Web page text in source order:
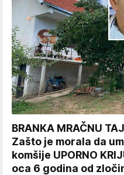
BRANKA MRAČNU
Zašto je morala da
komšije UPORNO
oca 6 godina od